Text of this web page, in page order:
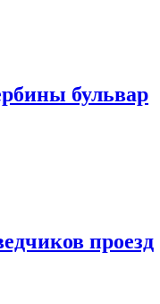
бульвар
проезд